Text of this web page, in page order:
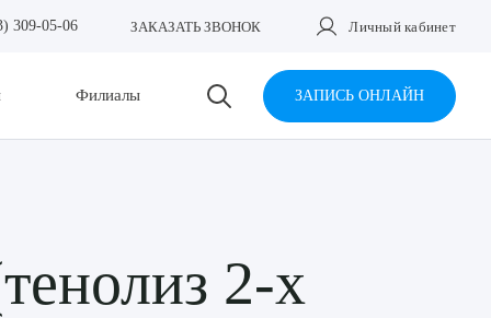
309-05-06 ЗАКАЗАТЬ ЗВОНОК Личный кабинет
Филиалы ЗАПИСЬ ОНЛАЙН
2-х